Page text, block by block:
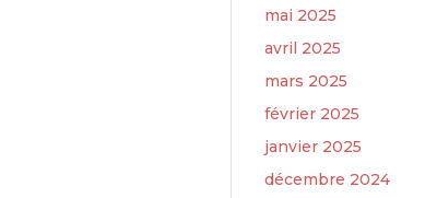
mai 2025
avril 2025
mars 2025
février 2025
janvier 2025
décembre 2024